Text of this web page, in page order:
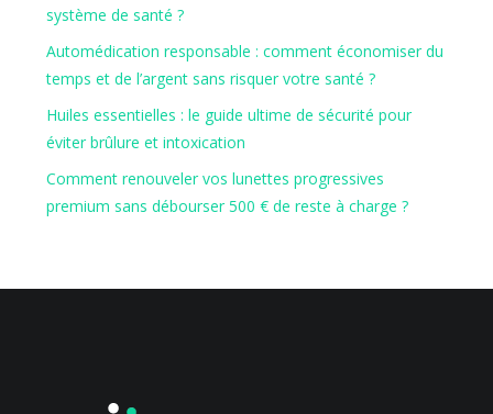
système de santé ?
Automédication responsable : comment économiser du
temps et de l’argent sans risquer votre santé ?
Huiles essentielles : le guide ultime de sécurité pour
éviter brûlure et intoxication
Comment renouveler vos lunettes progressives
premium sans débourser 500 € de reste à charge ?